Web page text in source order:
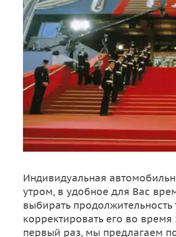
Индивидуальная
утром, в удобное для Вас
выбирать
корректировать его во
первый раз, мы предлагаем